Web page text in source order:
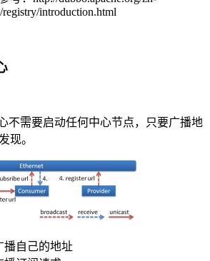
registry/introduction.html
需要启动任何中心节点，只要广播地
现。
播自己的地址